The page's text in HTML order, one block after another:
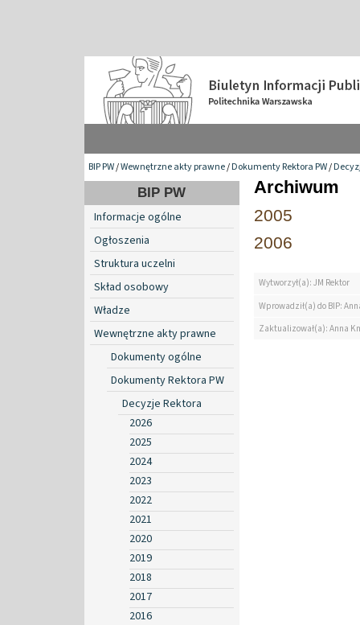
BIP PW/Wewnętrzne akty prawne/Dokumenty Rektora PW/
BIP PW
Informacje ogólne
Ogłoszenia
Struktura uczelni
Skład osobowy
Władze
Wewnętrzne akty prawne
Dokumenty ogólne
Dokumenty Rektora PW
Decyzje Rektora
2026
2025
2024
2023
2022
2021
2020
2019
2018
2017
2016
Archiwum
2005
2006
Wytworzył(a): JM Rektor
Wprowadził(a) do BIP:
Zaktualizował(a): Anna